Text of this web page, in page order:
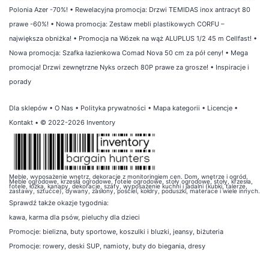
Polonia Azer -70%! • Rewelacyjna promocja: Drzwi TEMIDAS inox antracyt 80
prawe -60%! • Nowa promocja: Zestaw mebli plastikowych CORFU –
największa obniżka! • Promocja na Wózek na wąż ALUPLUS 1/2 45 m Cellfast! •
Nowa promocja: Szafka łazienkowa Comad Nova 50 cm za pół ceny! • Mega
promocja! Drzwi zewnętrzne Nyks orzech 80P prawe za grosze! • Inspiracje i
porady
Dla sklepów • O Nas • Polityka prywatności • Mapa kategorii • Licencje •
Kontakt • © 2022-2026 Inventory
Meble, wyposażenie wnętrz, dekoracje z monitoringiem cen. Dom, wnętrze i ogród.
Meble ogrodowe, krzesła ogrodowe, fotele ogrodowe, stoły ogrodowe, stoły, krzesła,
fotele, łóżka, kanapy, dekoracje, szafy, wyposażenie kuchni i jadalni (kubki, talerze,
zastawy, sztućce), dywany, zasłony, pościel, kołdry, poduszki, materace i wiele innych.
Sprawdź także okazje tygodnia:
kawa, karma dla psów, pieluchy dla dzieci
Promocje: bielizna, buty sportowe, koszulki i bluzki, jeansy, biżuteria
Promocje: rowery, deski SUP, namioty, buty do biegania, dresy